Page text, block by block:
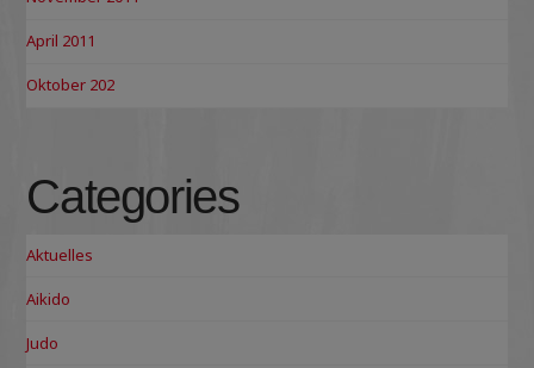
April 2011
Oktober 202
Categories
Aktuelles
Aikido
Judo